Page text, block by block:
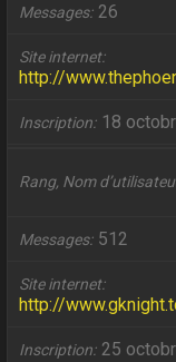
Messages 26
Site internet
http://
Inscription 18
Rang, Nom
Messages 512
Site internet
http://
Inscription 25